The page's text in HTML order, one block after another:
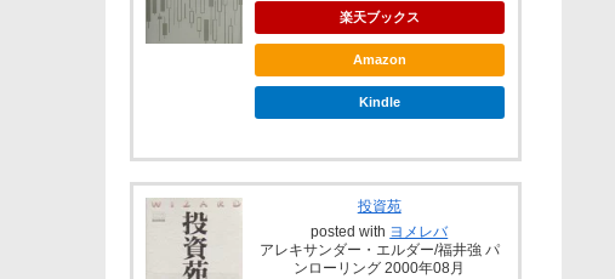
楽天ブックス
Amazon
Kindle
投資苑
posted with ヨメレバ
アレキサンダー・エルダー/福井強 パ
ンローリング 2000年08月